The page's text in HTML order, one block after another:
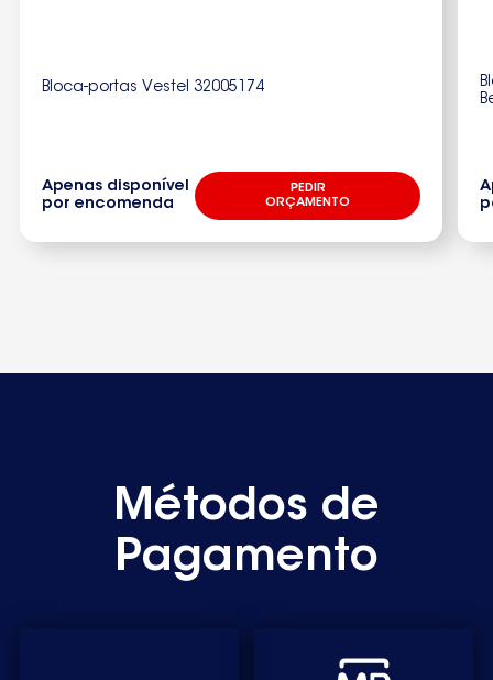
Bloca-portas Vestel 32005174
Apenas disponível
por encomenda
PEDIR
ORÇAMENTO
Métodos de
Pagamento